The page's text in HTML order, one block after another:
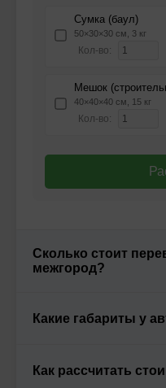
Сумка (баул)
50×30×30 см, 3 кг
Кол-во:
Мешок
40×40×40 см, 15 кг
Кол-во:
Сколько стоит
межгород?
Стоимость
расстояния,
расчет для
Какие габариты у
Газель имеет
разными
Как рассчитать